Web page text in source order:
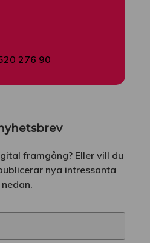
276 90
framgång? Eller vill du
nya intressanta